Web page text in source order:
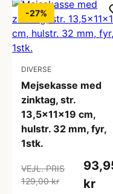
-27%
DIVERSE
Mejsekasse med
zinktag, str.
13,5x11x19 cm,
hulstr. 32 mm, fyr,
1stk.
VEJL. PRIS
129,00 kr
kr